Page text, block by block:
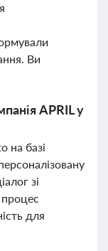
Ви
APRIL у
на базі
зі
для